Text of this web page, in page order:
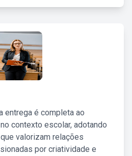
entrega é completa ao
contexto escolar, adotando
valorizam relações
por criatividade e